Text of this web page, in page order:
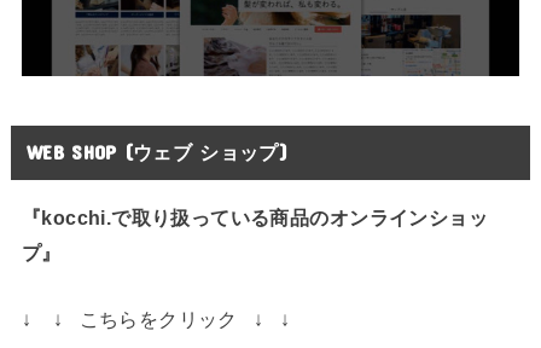
WEB SHOP (ウェブ ショップ)
『kocchi.で取り扱っている商品のオンラインショッ
プ』
↓ ↓ こちらをクリック ↓ ↓